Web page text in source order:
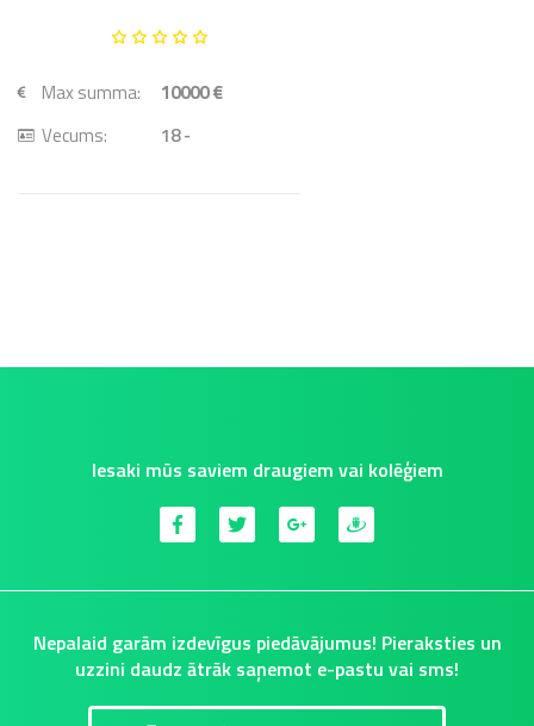
Max summa:
10000 €
Vecums:
18 -
Iesaki mūs saviem draugiem vai kolēģiem
Nepalaid garām izdevīgus piedāvājumus! Pieraksties un
uzzini daudz ātrāk saņemot e-pastu vai sms!